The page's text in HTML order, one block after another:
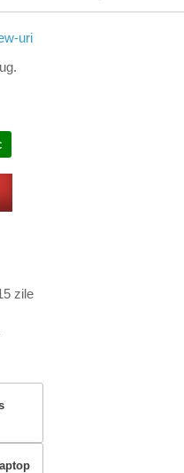
uri
zile